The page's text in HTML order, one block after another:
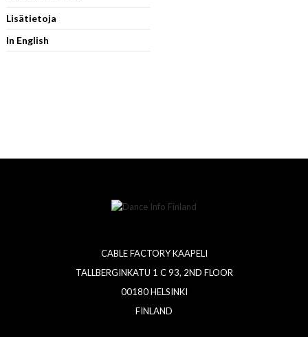
Lisätietoja
In English
CABLE FACTORY KAAPELI
TALLBERGINKATU 1 C 93, 2ND FLOOR
00180 HELSINKI
FINLAND